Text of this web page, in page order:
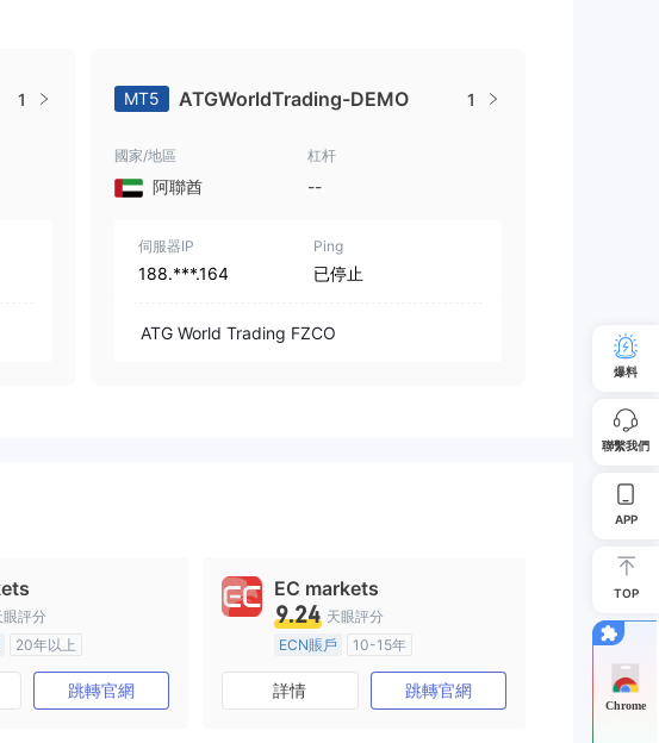
1 MT5 ATGWorldTrading-DEMO 1
國家/地區
阿聯酋
杠杆
--
伺服器IP
188.***.164
Ping
已停止
ATG World Trading FZCO
眼評分
20年以上
管
全牌照 (MM)
跳轉官網
EC markets
9.24 天眼評分
ECN賬戶
10-15年
澳大利亞監管
全牌照 (MM)
主標MT4
詳情 跳轉官網
爆料
聯繫我們
APP
TOP
Chrome